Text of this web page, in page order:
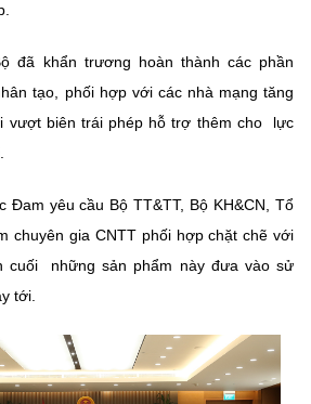
đã khẩn trương hoàn thành các phần
tạo, phối hợp với các nhà mạng tăng
vượt biên trái phép hỗ trợ thêm cho lực
Đam yêu cầu Bộ TT&TT, Bộ KH&CN, Tổ
chuyên gia CNTT phối hợp chặt chẽ với
cuối những sản phẩm này đưa vào sử
tới.